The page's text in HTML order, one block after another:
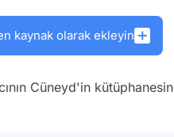
kaynak olarak ekleyin
Cüneyd'in